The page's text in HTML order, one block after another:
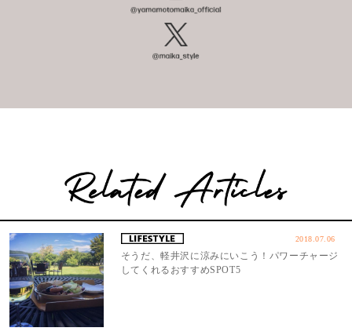
2018.07.06
そうだ、軽井沢に涼みにいこう！パワーチャージ
してくれるおすすめSPOT5